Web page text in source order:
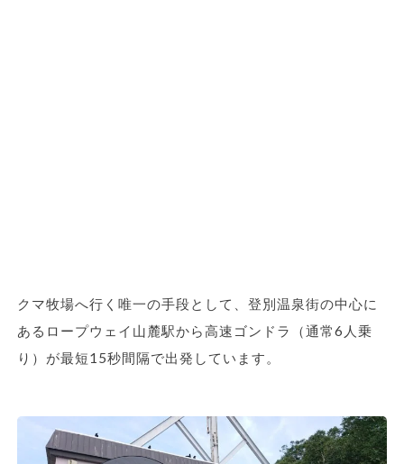
クマ牧場へ行く唯一の手段として、登別温泉街の中心に
あるロープウェイ山麓駅から高速ゴンドラ（通常6人乗
り）が最短15秒間隔で出発しています。